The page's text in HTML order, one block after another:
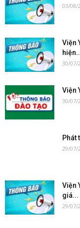
03/08/
Viện
30/07/
Viện
30/07/
Phát
29/07/
Viện
giá...
29/07/